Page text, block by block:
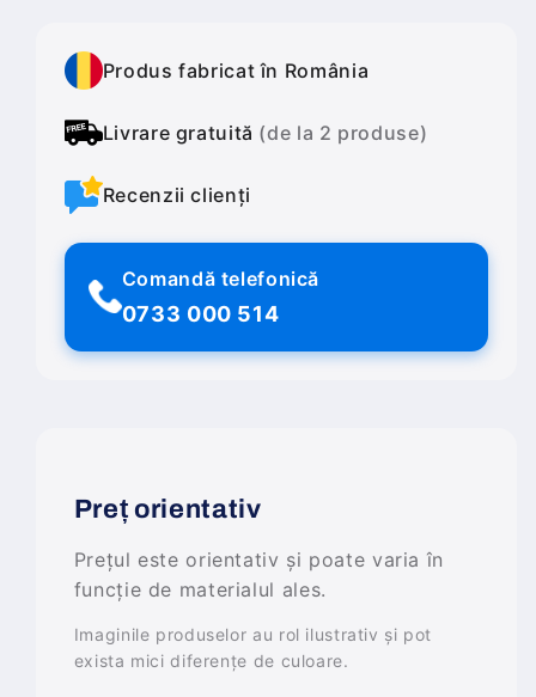
Produs fabricat în România
Livrare gratuită (de la 2 produse)
Recenzii clienți
Comandă telefonică
0733 000 514
Preț orientativ
Prețul este orientativ și poate varia în
funcție de materialul ales.
Imaginile produselor au rol ilustrativ și pot
exista mici diferențe de culoare.